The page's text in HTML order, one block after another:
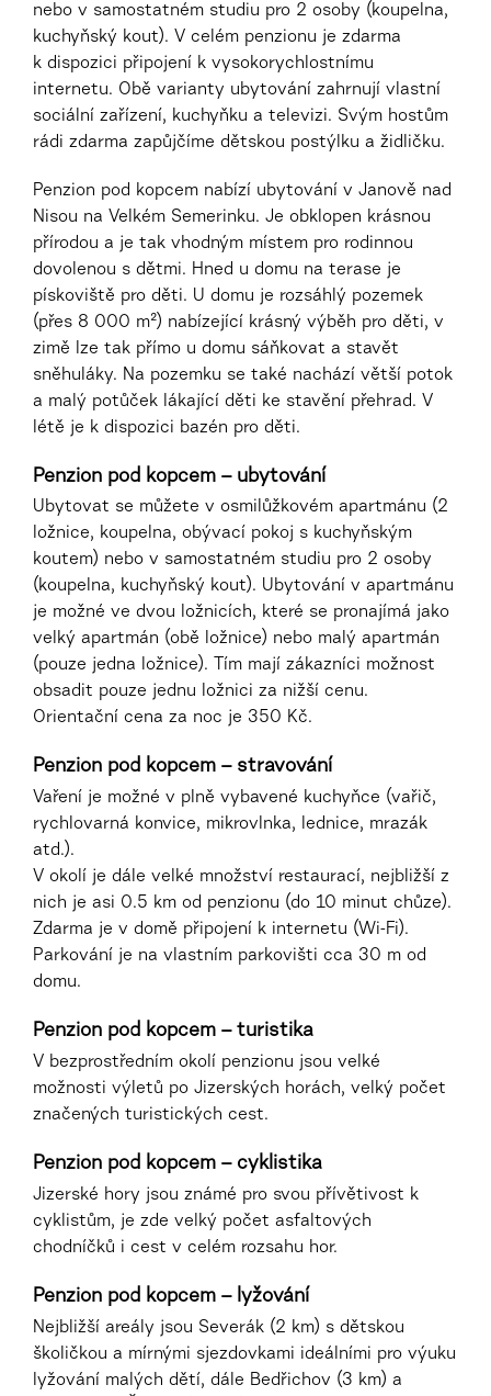
nebo v samostatném studiu pro 2 osoby (koupelna,
kuchyňský kout). V celém penzionu je zdarma
k dispozici připojení k vysokorychlostnímu
internetu. Obě varianty ubytování zahrnují vlastní
sociální zařízení, kuchyňku a televizi. Svým hostům
rádi zdarma zapůjčíme dětskou postýlku a židličku.
Penzion pod kopcem nabízí ubytování v Janově nad
Nisou na Velkém Semerinku. Je obklopen krásnou
přírodou a je tak vhodným místem pro rodinnou
dovolenou s dětmi. Hned u domu na terase je
pískoviště pro děti. U domu je rozsáhlý pozemek
(přes 8 000 m²) nabízející krásný výběh pro děti, v
zimě lze tak přímo u domu sáňkovat a stavět
sněhuláky. Na pozemku se také nachází větší potok
a malý potůček lákající děti ke stavění přehrad. V
létě je k dispozici bazén pro děti.
Penzion pod kopcem – ubytování
Ubytovat se můžete v osmilůžkovém apartmánu (2
ložnice, koupelna, obývací pokoj s kuchyňským
koutem) nebo v samostatném studiu pro 2 osoby
(koupelna, kuchyňský kout). Ubytování v apartmánu
je možné ve dvou ložnicích, které se pronajímá jako
velký apartmán (obě ložnice) nebo malý apartmán
(pouze jedna ložnice). Tím mají zákazníci možnost
obsadit pouze jednu ložnici za nižší cenu.
Orientační cena za noc je 350 Kč.
Penzion pod kopcem – stravování
Vaření je možné v plně vybavené kuchyňce (vařič,
rychlovarná konvice, mikrovlnka, lednice, mrazák
atd.).
V okolí je dále velké množství restaurací, nejbližší z
nich je asi 0.5 km od penzionu (do 10 minut chůze).
Zdarma je v domě připojení k internetu (Wi-Fi).
Parkování je na vlastním parkovišti cca 30 m od
domu.
Penzion pod kopcem – turistika
V bezprostředním okolí penzionu jsou velké
možnosti výletů po Jizerských horách, velký počet
značených turistických cest.
Penzion pod kopcem – cyklistika
Jizerské hory jsou známé pro svou přívětivost k
cyklistům, je zde velký počet asfaltových
chodníčků i cest v celém rozsahu hor.
Penzion pod kopcem – lyžování
Nejbližší areály jsou Severák (2 km) s dětskou
školičkou a mírnými sjezdovkami ideálními pro výuku
lyžování malých dětí, dále Bedřichov (3 km) a